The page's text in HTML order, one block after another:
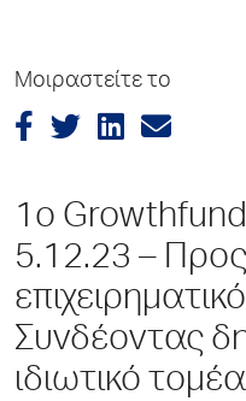
Μοιραστείτε το
1ο
5.12.23 –
Συνδέοντας
ιδιωτικό τομέα